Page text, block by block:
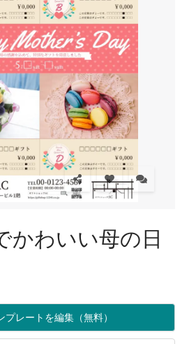
かわいい母の日
プレートを編集（無料）